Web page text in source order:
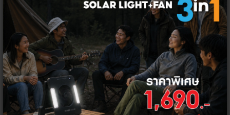
จำนวน
เพิ่มลงตะกร้า ซื้อเลย